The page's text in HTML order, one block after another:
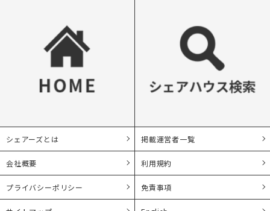
シェアーズとは 掲載運営者一覧
会社概要 利用規約
プライバシーポリシー 免責事項